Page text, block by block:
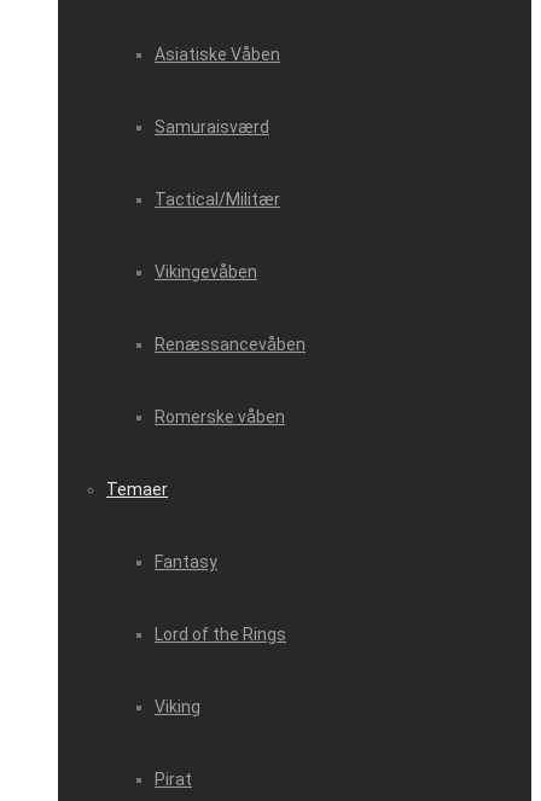
Asiatiske Våben
Samuraisværd
Tactical/Militær
Vikingevåben
Renæssancevåben
Romerske våben
Temaer
Fantasy
Lord of the Rings
Viking
Pirat